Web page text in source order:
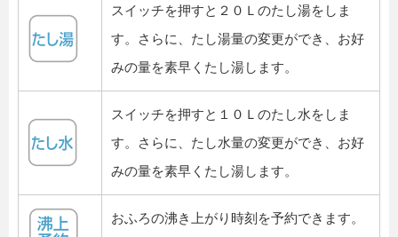
スイッチを押すと２０Ｌのたし湯をしま
す。さらに、たし湯量の変更ができ、お好
みの量を素早くたし湯します。
スイッチを押すと１０Ｌのたし水をしま
す。さらに、たし水量の変更ができ、お好
みの量を素早くたし湯します。
おふろの沸き上がり時刻を予約できます。